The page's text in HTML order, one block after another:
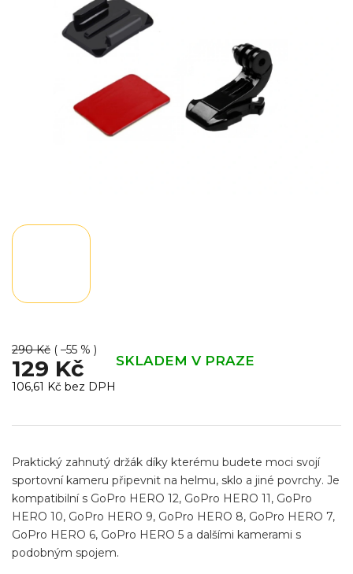
290 Kč ( –55 % )
129 Kč SKLADEM V PRAZE
106,61 Kč bez DPH
cena:
Praktický zahnutý držák díky kterému budete moci svojí
sportovní kameru připevnit na helmu, sklo a jiné povrchy. Je
kompatibilní s GoPro HERO 12, GoPro HERO 11, GoPro
HERO 10, GoPro HERO 9, GoPro HERO 8, GoPro HERO 7,
GoPro HERO 6, GoPro HERO 5 a dalšími kamerami s
podobným spojem.